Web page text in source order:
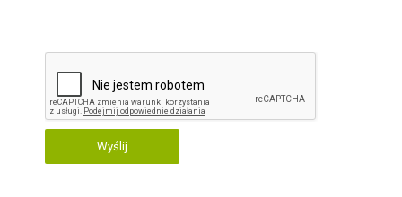
Wyślij